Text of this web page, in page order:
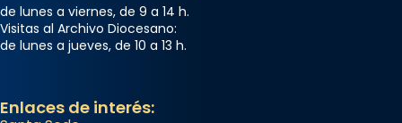
de lunes a viernes, de 9 a 14 h.
Visitas al Archivo Diocesano:
de lunes a jueves, de 10 a 13 h.
Enlaces de interés: